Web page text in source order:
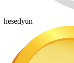
hesedyun